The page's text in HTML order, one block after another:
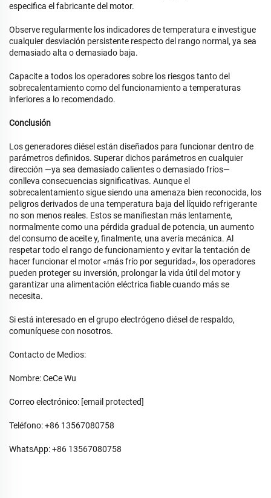
especifica el fabricante del motor.
Observe regularmente los indicadores de temperatura e investigue
cualquier desviación persistente respecto del rango normal, ya sea
demasiado alta o demasiado baja.
Capacite a todos los operadores sobre los riesgos tanto del
sobrecalentamiento como del funcionamiento a temperaturas
inferiores a lo recomendado.
Conclusión
Los generadores diésel están diseñados para funcionar dentro de
parámetros definidos. Superar dichos parámetros en cualquier
dirección —ya sea demasiado calientes o demasiado fríos—
conlleva consecuencias significativas. Aunque el
sobrecalentamiento sigue siendo una amenaza bien reconocida, los
peligros derivados de una temperatura baja del líquido refrigerante
no son menos reales. Estos se manifiestan más lentamente,
normalmente como una pérdida gradual de potencia, un aumento
del consumo de aceite y, finalmente, una avería mecánica. Al
respetar todo el rango de funcionamiento y evitar la tentación de
hacer funcionar el motor «más frío por seguridad», los operadores
pueden proteger su inversión, prolongar la vida útil del motor y
garantizar una alimentación eléctrica fiable cuando más se
necesita.
Si está interesado en el grupo electrógeno diésel de respaldo,
comuníquese con nosotros.
Contacto de Medios:
Nombre: CeCe Wu
Correo electrónico: [email protected]
Teléfono: +86 13567080758
WhatsApp: +86 13567080758